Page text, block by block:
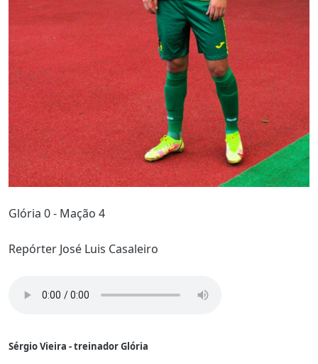
Glória 0 - Mação 4
Repórter José Luis Casaleiro
Sérgio Vieira - treinador Glória